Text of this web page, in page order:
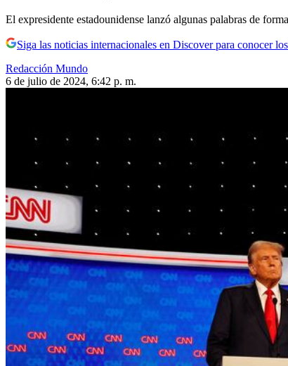
El expresidente estadounidense lanzó algunas palabras de
Siga las noticias internacionales en Discover para conocer
Redacción Mundo
6 de julio de 2024, 6:42 p. m.